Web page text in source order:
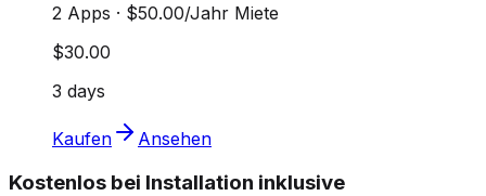
2 Apps · $50.00/Jahr Miete
$30.00
3 days
Kaufen Ansehen
Kostenlos bei Installation inklusive